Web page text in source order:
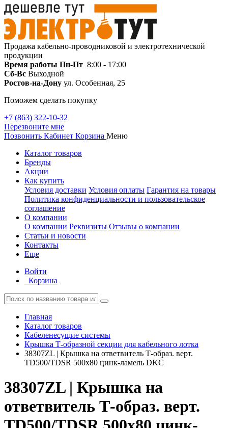
Продажа кабельно-проводниковой и электротехнической
продукции
Время работы Пн-Пт 8:00 - 17:00
Сб-Вс Выходной
Ростов-на-Дону ул. Особенная, 25
Поможем сделать покупку
+7 (863) 322-10-32
Перезвоните мне
Позвонить Кабинет Корзина Меню
Каталог товаров
Бренды
Акции
Как купить
Условия доставки Условия оплаты Гарантия на товары
Политика конфиденциальности и пользовательское
соглашение
О компании
О компании Реквизиты Отзывы о компании
Статьи и новости
Контакты
Еще
Войти
Корзина
Главная
Каталог товаров
Кабеленесущие системы
Крышка Т-образной секции для кабельного лотка
38307ZL | Крышка на ответвитель Т-образ. верт.
TD500/TDSR 500х80 цинк-ламель DKC
38307ZL | Крышка на
ответвитель Т-образ. верт.